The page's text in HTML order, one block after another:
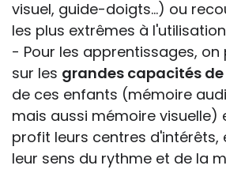
visuel, guide-doigts...) ou
les plus extrêmes à
- Pour les apprentissages,
sur les grandes capacités
de ces enfants (mémoire
mais aussi mémoire visuelle)
profit leurs centres d'intérêts,
leur sens du rythme et de la